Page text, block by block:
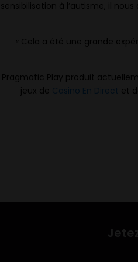
sensibilisation à l’autisme, il
« Cela a été une grande
Pragmatic Play produit
jeux de Casino En Direct et